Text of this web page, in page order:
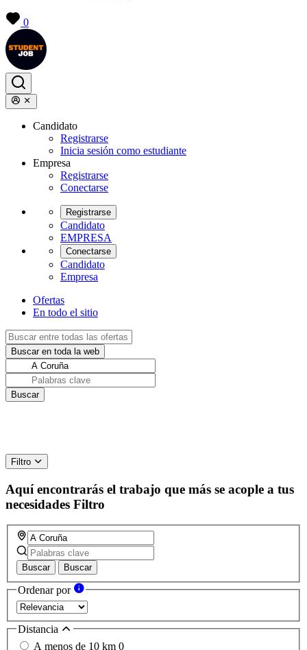
0
Candidato
Registrarse
Inicia sesión como estudiante
Empresa
Registrarse
Conectarse
Registrarse
Candidato
EMPRESA
Conectarse
Candidato
Empresa
Ofertas
En todo el sitio
Filtro
Aquí encontrarás el trabajo que más se acople a tus
necesidades Filtro
Buscar Buscar
Ordenar por
Distancia
A menos de 10 km 0